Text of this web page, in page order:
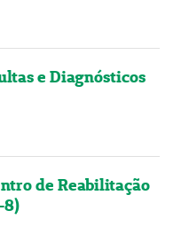
e Diagnósticos
de Reabilitação
8)